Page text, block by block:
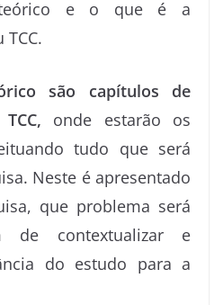
e o que é a
são capítulos de
onde estarão os
tudo que será
Neste é apresentado
que problema será
de contextualizar e
do estudo para a